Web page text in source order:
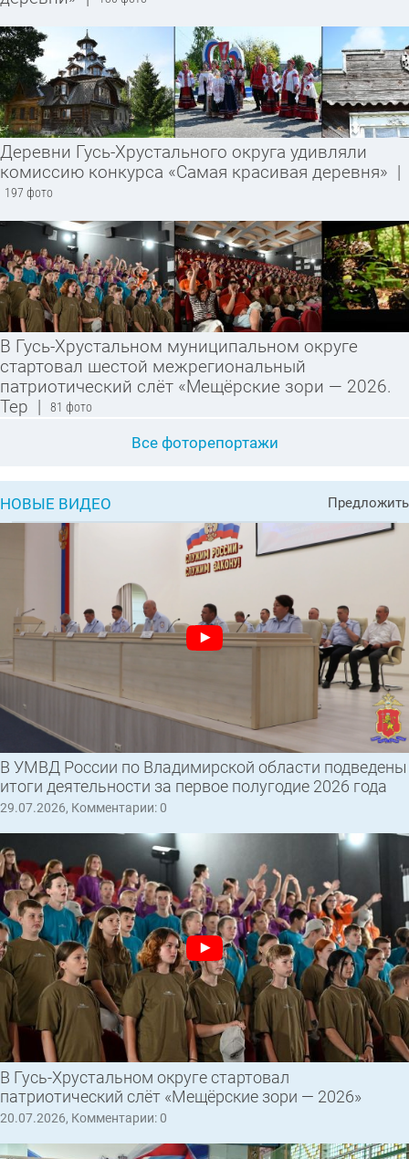
Деревни Гусь-Хрустального округа удивляли
комиссию конкурса «Самая красивая деревня» |
197 фото
В Гусь-Хрустальном муниципальном округе
стартовал шестой межрегиональный
патриотический слёт «Мещёрские зори — 2026.
Тер | 81 фото
Все фоторепортажи
НОВЫЕ ВИДЕО Предложить
В УМВД России по Владимирской области подведены
итоги деятельности за первое полугодие 2026 года
29.07.2026, Комментарии: 0
В Гусь-Хрустальном округе стартовал
патриотический слёт «Мещёрские зори — 2026»
20.07.2026, Комментарии: 0